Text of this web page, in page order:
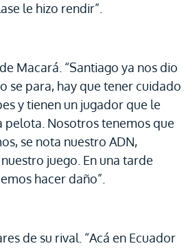
le hizo rendir”.
Macará. “Santiago ya nos dio
se para, hay que tener cuidado
y tienen un jugador que le
pelota. Nosotros tenemos que
se nota nuestro ADN,
juego. En una tarde
hacer daño”.
de su rival. “Acá en Ecuador